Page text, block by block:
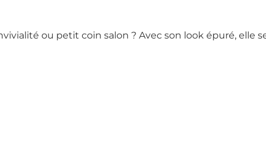
ou petit coin salon ? Avec son look épuré, elle